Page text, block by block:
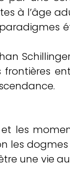
à l’âge
les
les dogmes
une vie